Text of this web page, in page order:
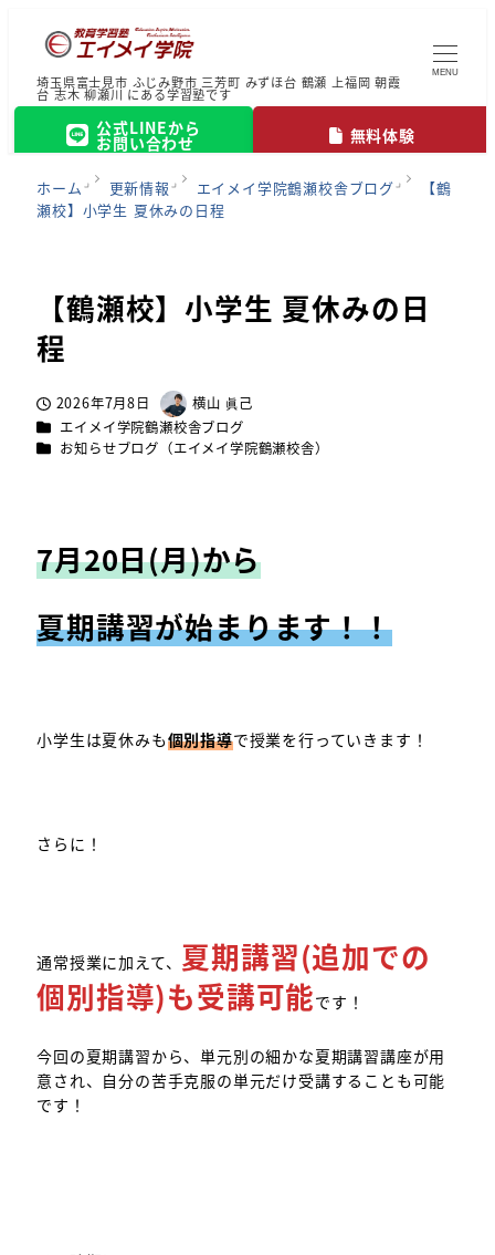
埼玉県富士見市 ふじみ野市 三芳町 みずほ台 鶴瀬 上福岡 朝霞
台 志木 柳瀬川 にある学習塾です
公式LINEから
お問い合わせ 無料体験
MENU
ホーム 更新情報 エイメイ学院鶴瀬校舎ブログ
【鶴
瀬校】小学生 夏休みの日程
【鶴瀬校】小学生 夏休みの日
程
投稿日2026年7月8日
著
者
横山 眞己
カテゴリー
エイメイ学院鶴瀬校舎ブログ
カテゴリー
お知らせブログ（エイメイ学院鶴瀬校舎）
7月20日(月)から
夏期講習が始まります！！
小学生は夏休みも個別指導で授業を行っていきます！
さらに！
通常授業に加えて、 夏期講習(追加での
個別指導)も受講可能です！
今回の夏期講習から、単元別の細かな夏期講習講座が用
意され、自分の苦手克服の単元だけ受講することも可能
です！